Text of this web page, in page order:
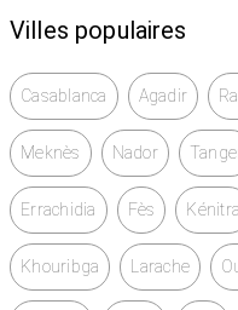
Villes populaires
Casablanca Agadir
Meknès Nador
Errachidia Fès Kénitra
Khouribga Larache